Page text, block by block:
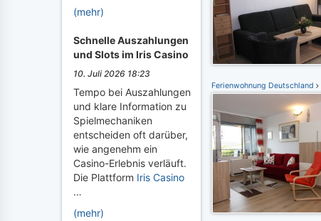
(mehr)
Schnelle Auszahlungen
und Slots im Iris Casino
10. Juli 2026 18:23
Tempo bei Auszahlungen
und klare Information zu
Spielmechaniken
entscheiden oft darüber,
wie angenehm ein
Casino-Erlebnis verläuft.
Die Plattform Iris Casino
…
(mehr)
Ferienwohnung Deutschland